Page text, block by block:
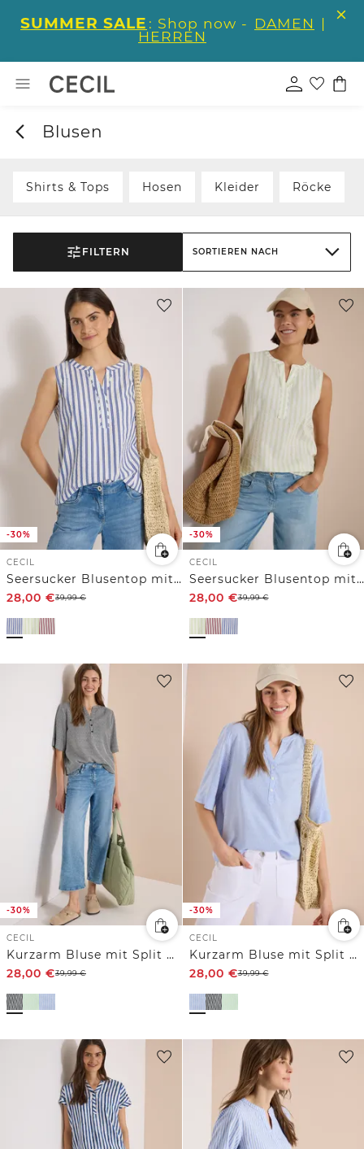
SUMMER SALE : Shop now - DAMEN |
HERREN
Blusen
Shirts & Tops Hosen Kleider Röcke
FILTERN SORTIEREN NACH
-30%
CECIL
Seersucker Blusentop mit Streifen
28,00 €39,99€
-30%
CECIL
Seersucker Blusentop mit Streifen
28,00 €39,99€
-30%
CECIL
Kurzarm Bluse mit Split Neck und Streifen
28,00 €39,99€
-30%
CECIL
Kurzarm Bluse mit Split Neck und Streifen
28,00 €39,99€